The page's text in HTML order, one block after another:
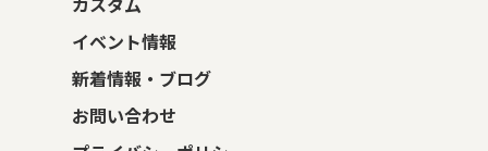
イベント情報
新着情報・ブログ
お問い合わせ